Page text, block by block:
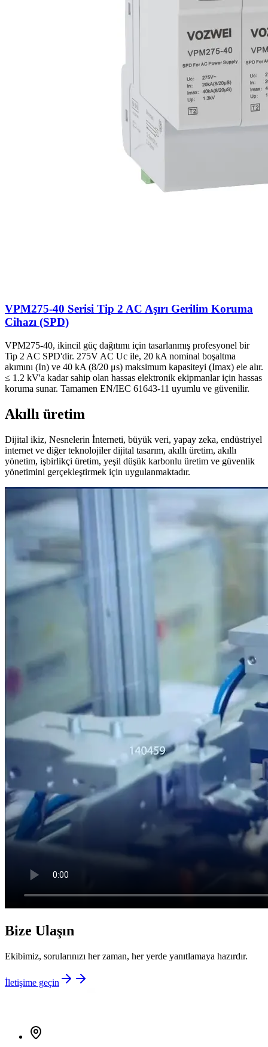
VPM275-40 Serisi Tip 2 AC Aşırı Gerilim Koruma
Cihazı (SPD)
VPM275-40, ikincil güç dağıtımı için tasarlanmış profesyonel bir
Tip 2 AC SPD'dir. 275V AC Uc ile, 20 kA nominal boşaltma
akımını (In) ve 40 kA (8/20 μs) maksimum kapasiteyi (Imax) ele alır.
≤ 1.2 kV'a kadar sahip olan hassas elektronik ekipmanlar için hassas
koruma sunar. Tamamen EN/IEC 61643-11 uyumlu ve güvenilir.
Akıllı üretim
Dijital ikiz, Nesnelerin İnterneti, büyük veri, yapay zeka, endüstriyel
internet ve diğer teknolojiler dijital tasarım, akıllı üretim, akıllı
yönetim, işbirlikçi üretim, yeşil düşük karbonlu üretim ve güvenlik
yönetimini gerçekleştirmek için uygulanmaktadır.
Bize Ulaşın
Ekibimiz, sorularınızı her zaman, her yerde yanıtlamaya hazırdır.
İletişime geçin